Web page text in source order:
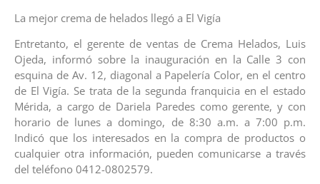
La mejor crema de helados llegó a El Vigía
Entretanto, el gerente de ventas de Crema Helados, Luis
Ojeda, informó sobre la inauguración en la Calle 3 con
esquina de Av. 12, diagonal a Papelería Color, en el centro
de El Vigía. Se trata de la segunda franquicia en el estado
Mérida, a cargo de Dariela Paredes como gerente, y con
horario de lunes a domingo, de 8:30 a.m. a 7:00 p.m.
Indicó que los interesados en la compra de productos o
cualquier otra información, pueden comunicarse a través
del teléfono 0412-0802579.